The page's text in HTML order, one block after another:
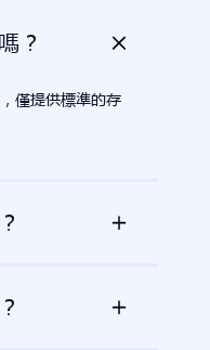
？
僅提供標準的存